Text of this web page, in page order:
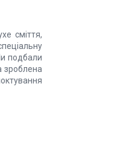
сміття,
подбали
зроблена